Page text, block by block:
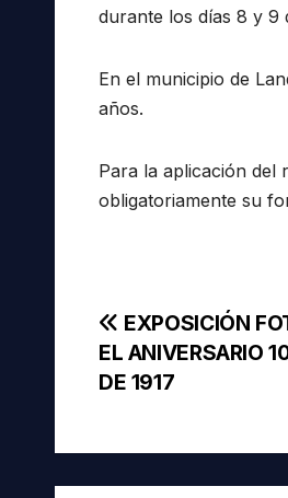
durante los días 8 y 9
En el municipio de
años.
Para la aplicación del
obligatoriamente su
de
EXPOSICIÓN
EL ANIVERSARIO
DE 1917